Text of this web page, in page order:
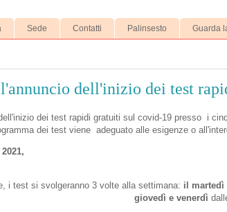
Sede Contatti Palinsesto Guarda
dell'inizio dei test
dei test rapidi gratuiti sul covid-19 presso i
dei test viene adeguato alle esigenze o
i test si svolgeranno 3 volte alla settimana: il martedì
giovedì e venerdì